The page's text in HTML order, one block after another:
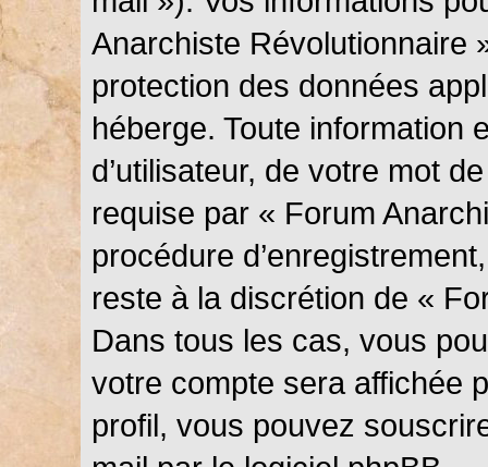
Anarchiste Révolutionnaire
protection des données
héberge. Toute information
d’utilisateur, de votre mot
requise par « Forum
procédure
reste à la discrétion de «
Dans tous les cas, vous
votre compte sera affichée
profil, vous pouvez